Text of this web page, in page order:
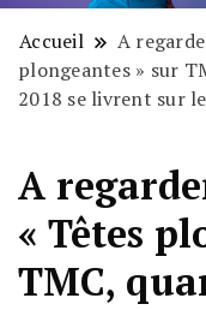
Accueil
A
plongeantes » sur
2018 se livrent sur
A
« Têtes
TMC,